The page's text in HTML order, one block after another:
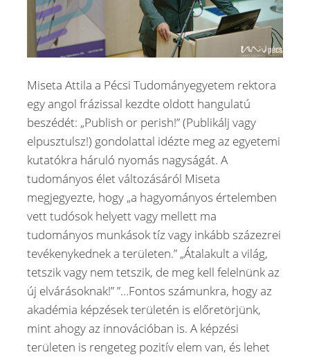
Miseta Attila a Pécsi Tudományegyetem rektora
egy angol frázissal kezdte oldott hangulatú
beszédét: „Publish or perish!” (Publikálj vagy
elpusztulsz!) gondolattal idézte meg az egyetemi
kutatókra háruló nyomás nagyságát. A
tudományos élet változásáról Miseta
megjegyezte, hogy „a hagyományos értelemben
vett tudósok helyett vagy mellett ma
tudományos munkások tíz vagy inkább százezrei
tevékenykednek a területen.” „Átalakult a világ,
tetszik vagy nem tetszik, de meg kell felelnünk az
új elvárásoknak!” ”…Fontos számunkra, hogy az
akadémia képzések területén is előretörjünk,
mint ahogy az innovációban is. A képzési
területen is rengeteg pozitív elem van, és lehet